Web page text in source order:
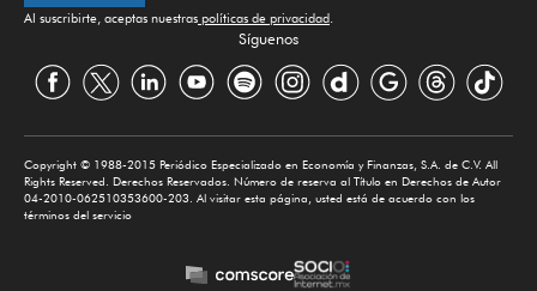
Al suscribirte, aceptas nuestras políticas de privacidad.
Síguenos
Copyright © 1988-2015 Periódico Especializado en Economía y Finanzas, S.A. de C.V. All
Rights Reserved. Derechos Reservados. Número de reserva al Título en Derechos de Autor
04-2010-062510353600-203. Al visitar esta página, usted está de acuerdo con los
términos del servicio